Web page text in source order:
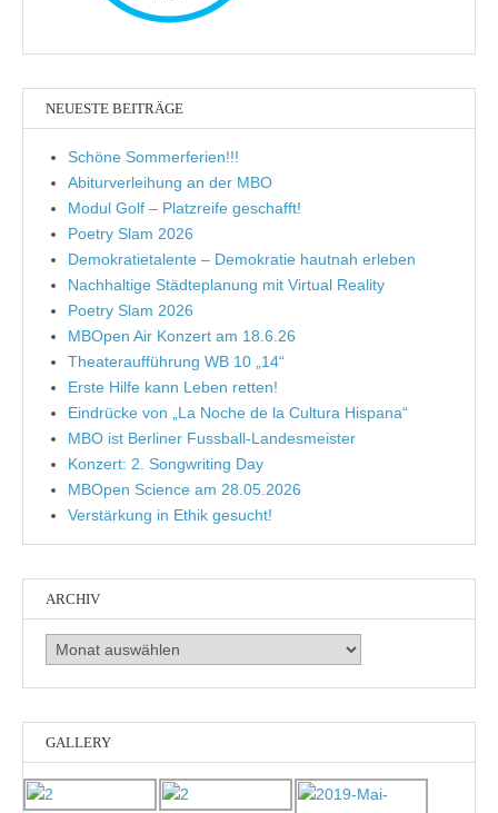
NEUESTE BEITRÄGE
Schöne Sommerferien!!!
Abiturverleihung an der MBO
Modul Golf – Platzreife geschafft!
Poetry Slam 2026
Demokratietalente – Demokratie hautnah erleben
Nachhaltige Städteplanung mit Virtual Reality
Poetry Slam 2026
MBOpen Air Konzert am 18.6.26
Theateraufführung WB 10 „14“
Erste Hilfe kann Leben retten!
Eindrücke von „La Noche de la Cultura Hispana“
MBO ist Berliner Fussball-Landesmeister
Konzert: 2. Songwriting Day
MBOpen Science am 28.05.2026
Verstärkung in Ethik gesucht!
ARCHIV
Archiv
GALLERY